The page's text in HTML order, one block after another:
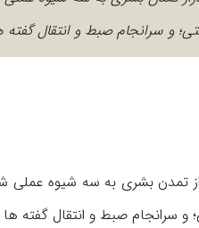
و سرانجام صبط و انتقال گفته
تمدن بشری به سه شیوه
سرانجام صبط و انتقال گفته ها